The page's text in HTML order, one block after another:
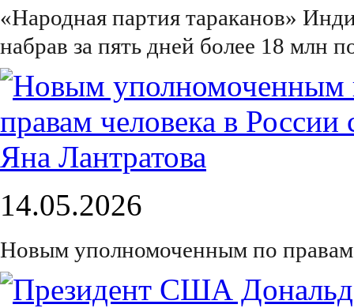
«Народная партия тараканов»
набрав за пять дней более 18 млн
14.05.2026
Новым уполномоченным по правам